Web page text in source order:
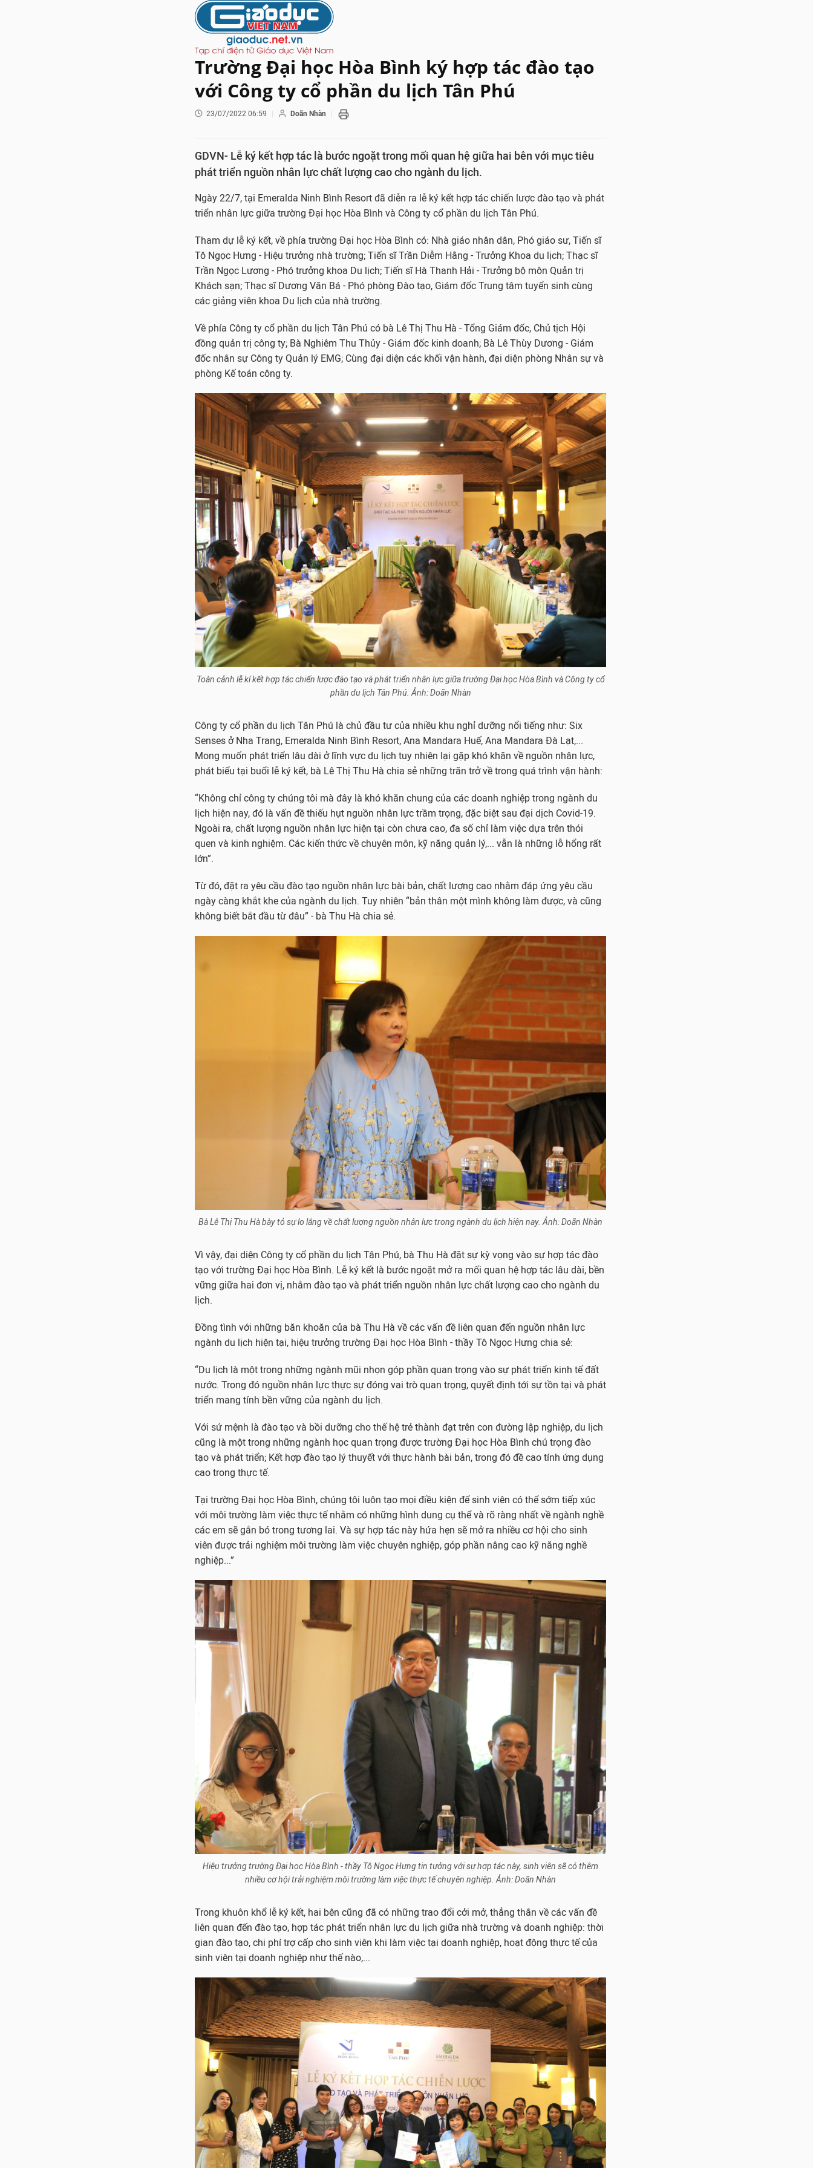
Trường Đại học Hòa Bình ký hợp tác đào tạo
với Công ty cổ phần du lịch Tân Phú
23/07/2022 06:59 Doãn Nhàn
GDVN- Lễ ký kết hợp tác là bước ngoặt trong mối quan hệ giữa hai bên với mục tiêu
phát triển nguồn nhân lực chất lượng cao cho ngành du lịch.
Ngày 22/7, tại Emeralda Ninh Bình Resort đã diễn ra lễ ký kết hợp tác chiến lược đào tạo và phát
triển nhân lực giữa trường Đại học Hòa Bình và Công ty cổ phần du lịch Tân Phú.
Tham dự lễ ký kết, về phía trường Đại học Hòa Bình có: Nhà giáo nhân dân, Phó giáo sư, Tiến sĩ
Tô Ngọc Hưng - Hiệu trưởng nhà trường; Tiến sĩ Trần Diễm Hằng - Trưởng Khoa du lịch; Thạc sĩ
Trần Ngọc Lương - Phó trưởng khoa Du lịch; Tiến sĩ Hà Thanh Hải - Trưởng bộ môn Quản trị
Khách sạn; Thạc sĩ Dương Văn Bá - Phó phòng Đào tạo, Giám đốc Trung tâm tuyển sinh cùng
các giảng viên khoa Du lịch của nhà trường.
Về phía Công ty cổ phần du lịch Tân Phú có bà Lê Thị Thu Hà - Tổng Giám đốc, Chủ tịch Hội
đồng quản trị công ty; Bà Nghiêm Thu Thủy - Giám đốc kinh doanh; Bà Lê Thùy Dương - Giám
đốc nhân sự Công ty Quản lý EMG; Cùng đại diện các khối vận hành, đại diện phòng Nhân sự và
phòng Kế toán công ty.
Toàn cảnh lễ kí kết hợp tác chiến lược đào tạo và phát triển nhân lực giữa trường Đại học Hòa Bình và Công ty cổ
phần du lịch Tân Phú. Ảnh: Doãn Nhàn
Công ty cổ phần du lịch Tân Phú là chủ đầu tư của nhiều khu nghỉ dưỡng nổi tiếng như: Six
Senses ở Nha Trang, Emeralda Ninh Bình Resort, Ana Mandara Huế, Ana Mandara Đà Lạt,...
Mong muốn phát triển lâu dài ở lĩnh vực du lịch tuy nhiên lại gặp khó khăn về nguồn nhân lực,
phát biểu tại buổi lễ ký kết, bà Lê Thị Thu Hà chia sẻ những trăn trở về trong quá trình vận hành:
“Không chỉ công ty chúng tôi mà đây là khó khăn chung của các doanh nghiệp trong ngành du
lịch hiện nay, đó là vấn đề thiếu hụt nguồn nhân lực trầm trọng, đặc biệt sau đại dịch Covid-19.
Ngoài ra, chất lượng nguồn nhân lực hiện tại còn chưa cao, đa số chỉ làm việc dựa trên thói
quen và kinh nghiệm. Các kiến thức về chuyên môn, kỹ năng quản lý,... vẫn là những lỗ hổng rất
lớn”.
Từ đó, đặt ra yêu cầu đào tạo nguồn nhân lực bài bản, chất lượng cao nhằm đáp ứng yêu cầu
ngày càng khắt khe của ngành du lịch. Tuy nhiên “bản thân một mình không làm được, và cũng
không biết bắt đầu từ đâu” - bà Thu Hà chia sẻ.
Bà Lê Thị Thu Hà bày tỏ sự lo lắng về chất lượng nguồn nhân lực trong ngành du lịch hiện nay. Ảnh: Doãn Nhàn
Vì vậy, đại diện Công ty cổ phần du lịch Tân Phú, bà Thu Hà đặt sự kỳ vọng vào sự hợp tác đào
tạo với trường Đại học Hòa Bình. Lễ ký kết là bước ngoặt mở ra mối quan hệ hợp tác lâu dài, bền
vững giữa hai đơn vị, nhằm đào tạo và phát triển nguồn nhân lực chất lượng cao cho ngành du
lịch.
Đồng tình với những băn khoăn của bà Thu Hà về các vấn đề liên quan đến nguồn nhân lực
ngành du lịch hiện tại, hiệu trưởng trường Đại học Hòa Bình - thầy Tô Ngọc Hưng chia sẻ:
“Du lịch là một trong những ngành mũi nhọn góp phần quan trọng vào sự phát triển kinh tế đất
nước. Trong đó nguồn nhân lực thực sự đóng vai trò quan trọng, quyết định tới sự tồn tại và phát
triển mang tính bền vững của ngành du lịch.
Với sứ mệnh là đào tạo và bồi dưỡng cho thế hệ trẻ thành đạt trên con đường lập nghiệp, du lịch
cũng là một trong những ngành học quan trọng được trường Đại học Hòa Bình chú trọng đào
tạo và phát triển; Kết hợp đào tạo lý thuyết với thực hành bài bản, trong đó đề cao tính ứng dụng
cao trong thực tế.
Tại trường Đại học Hòa Bình, chúng tôi luôn tạo mọi điều kiện để sinh viên có thể sớm tiếp xúc
với môi trường làm việc thực tế nhằm có những hình dung cụ thể và rõ ràng nhất về ngành nghề
các em sẽ gắn bó trong tương lai. Và sự hợp tác này hứa hẹn sẽ mở ra nhiều cơ hội cho sinh
viên được trải nghiệm môi trường làm việc chuyên nghiệp, góp phần nâng cao kỹ năng nghề
nghiệp...”
Hiệu trưởng trường Đại học Hòa Bình - thầy Tô Ngọc Hưng tin tưởng với sự hợp tác này, sinh viên sẽ có thêm
nhiều cơ hội trải nghiệm môi trường làm việc thực tế chuyên nghiệp. Ảnh: Doãn Nhàn
Trong khuôn khổ lễ ký kết, hai bên cũng đã có những trao đổi cởi mở, thẳng thắn về các vấn đề
liên quan đến đào tạo, hợp tác phát triển nhân lực du lịch giữa nhà trường và doanh nghiệp: thời
gian đào tạo, chi phí trợ cấp cho sinh viên khi làm việc tại doanh nghiệp, hoạt động thực tế của
sinh viên tại doanh nghiệp như thế nào,...